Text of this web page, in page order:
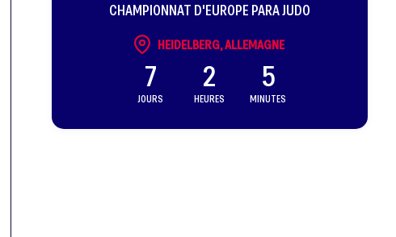
CHAMPIONNAT D'EUROPE PARA JUDO
HEIDELBERG, ALLEMAGNE
7
JOURS
2
HEURES
5
MINUTES